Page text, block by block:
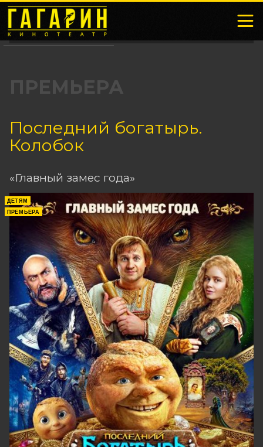
ПРЕМЬЕРА
Последний богатырь.
Колобок
«Главный замес года»
ДЕТЯМ
ПРЕМЬЕРА